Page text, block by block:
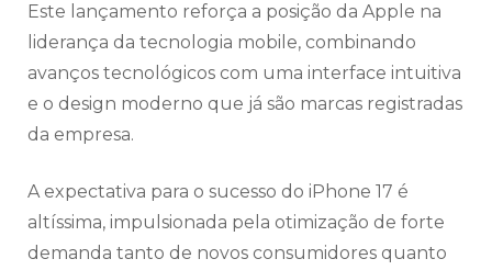
Este lançamento reforça a posição da Apple na
liderança da tecnologia mobile, combinando
avanços tecnológicos com uma interface intuitiva
e o design moderno que já são marcas registradas
da empresa.
A expectativa para o sucesso do iPhone 17 é
altíssima, impulsionada pela otimização de forte
demanda tanto de novos consumidores quanto